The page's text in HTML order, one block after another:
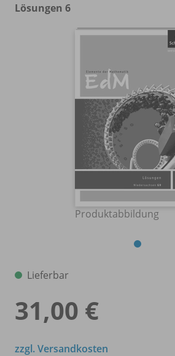
Lösungen 6
Produktabbildung
Lieferbar
31,00 €
zzgl. Versandkosten